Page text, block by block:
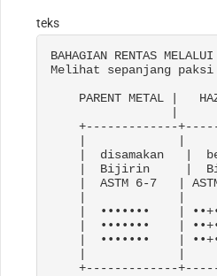
teks
BAHAGIAN RENTAS
Melihat sepanjang
    PARENT METAL
|
|
+-------------
|             |
|  disamakan   |
|  Bijirin     |
|  ASTM 6-7   |
|             |
|  •••••••    |
|  •••••••    |
|  •••••••    |
|             |
+-------------